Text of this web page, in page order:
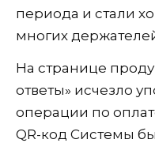
периода и стали
многих
На странице
ответы» исчезло
операции по
QR-код Системы